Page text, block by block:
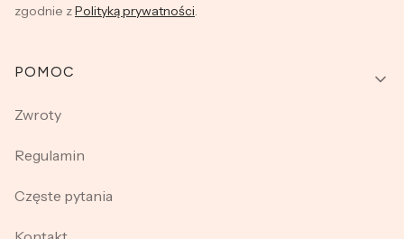
zgodnie zPolityką prywatności.
Linki w stopce
POMOC
Zwroty
Regulamin
Częste pytania